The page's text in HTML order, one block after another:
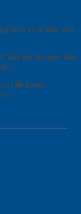
dịch vụ & làm việc
“Đối tác tin cậy” đối
Email :